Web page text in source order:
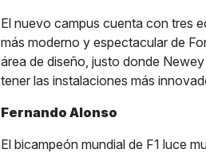
El nuevo campus cuenta con tres
más moderno y espectacular de
área de diseño, justo donde
tener las instalaciones más
Fernando Alonso
El bicampeón mundial de F1 luce